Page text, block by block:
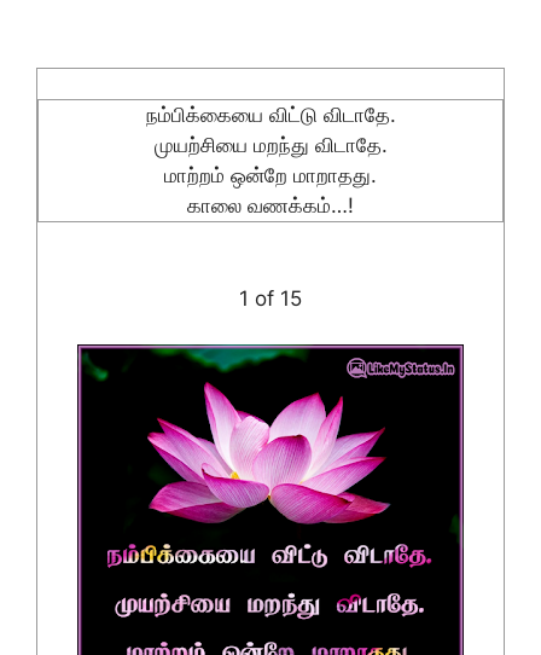
நம்பிக்கையை விட்டு விடாதே.
முயற்சியை மறந்து விடாதே.
மாற்றம் ஒன்றே மாறாதது.
காலை வணக்கம்…!
1 of 15